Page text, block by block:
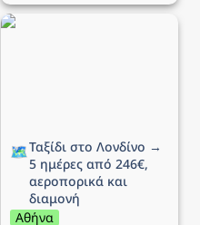
Ταξίδι στο Λονδίνο → 5
🗺️Ταξίδι στο Λονδίνο →
5 ημέρες από 246€,
αεροπορικά και
διαμονή
Αθήνα